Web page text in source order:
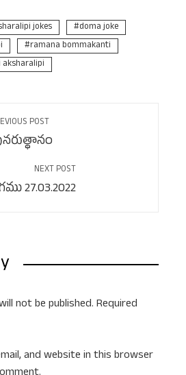
jokes
doma joke
ramana bommakanti
POST
NEXT POST
27.03.2022
not be published. Required
and website in this browser